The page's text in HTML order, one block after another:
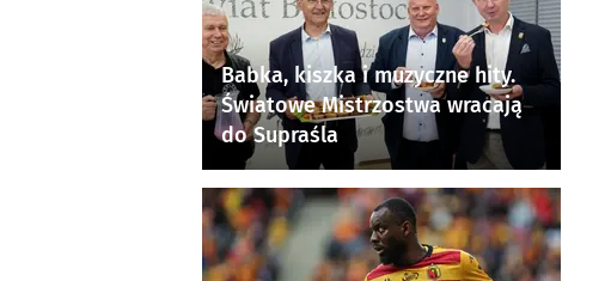
Babka, kiszka i muzyczne hity.
Światowe Mistrzostwa wracają
do Supraśla